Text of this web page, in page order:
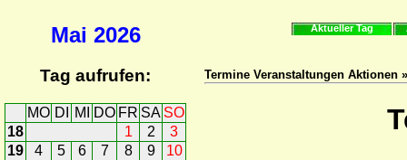
Mai 2026
Tag aufrufen:
MO DI MI DO FR SA SO
18
1 2
3
19
4 5 6 7 8 9
10
Aktueller Tag
Termine Veranstaltungen Aktionen